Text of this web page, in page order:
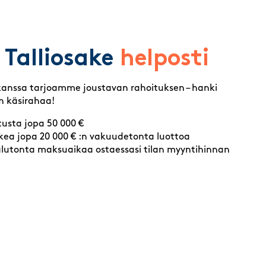
helposti
tarjoamme joustavan rahoituksen – hanki
käsirahaa!
jopa 50 000 €
jopa 20 000 € :n vakuudetonta luottoa
maksuaikaa ostaessasi tilan myyntihinnan